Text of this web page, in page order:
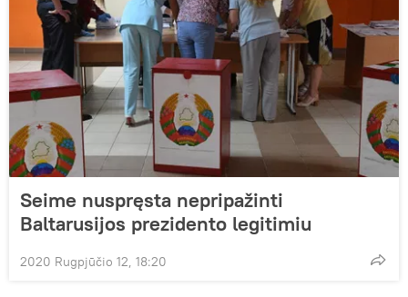
Seime nuspręsta nepripažinti
Baltarusijos prezidento legitimiu
2020 Rugpjūčio 12, 18:20